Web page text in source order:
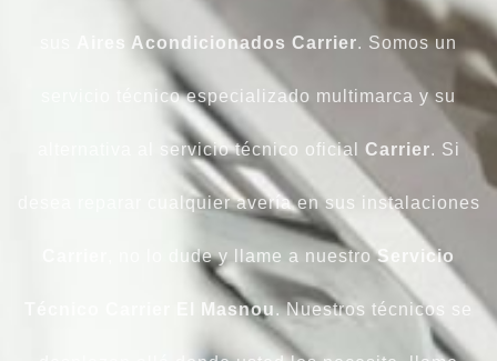
Aires Acondicionados Carrier. Somos un
servicio técnico especializado multimarca y su
alternativa al servicio técnico oficial Carrier. Si
desea reparar cualquier avería en sus instalaciones
, no lo dude y llame a nuestroServicio
El Masnou. Nuestros técnicos se